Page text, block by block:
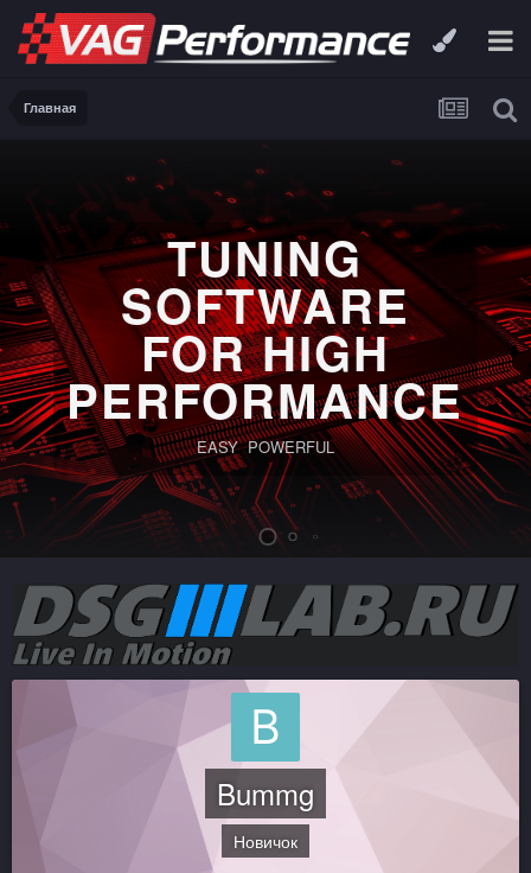
Главная
TUNING
SOFTWARE
FOR HIGH
PERFORMANCE
EASY POWERFUL
Bummg
Новичок